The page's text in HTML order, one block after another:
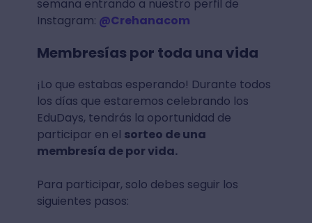
semana entrando a nuestro perfil de
Instagram: @Crehanacom
Membresías por toda una vida
¡Lo que estabas esperando! Durante todos
los días que estaremos celebrando los
EduDays, tendrás la oportunidad de
participar en el sorteo de una
membresía de por vida.
Para participar, solo debes seguir los
siguientes pasos: